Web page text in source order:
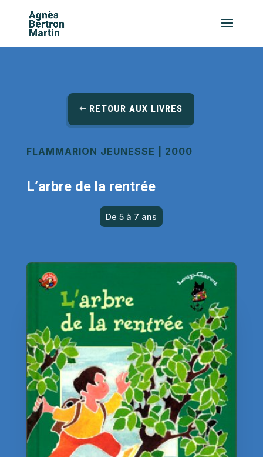
RETOUR AUX LIVRES
FLAMMARION JEUNESSE | 2000
L’arbre de la rentrée
De 5 à 7 ans